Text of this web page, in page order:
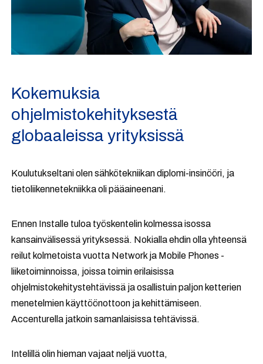
Kokemuksia
ohjelmistokehityksestä
globaaleissa yrityksissä
Koulutukseltani olen sähkötekniikan diplomi-insinööri, ja
tietoliikennetekniikka oli pääaineenani.
Ennen Installe tuloa työskentelin kolmessa isossa
kansainvälisessä yrityksessä. Nokialla ehdin olla yhteensä
reilut kolmetoista vuotta Network ja Mobile Phones -
liiketoiminnoissa, joissa toimin erilaisissa
ohjelmistokehitystehtävissä ja osallistuin paljon ketterien
menetelmien käyttöönottoon ja kehittämiseen.
Accenturella jatkoin samanlaisissa tehtävissä.
Intelillä olin hieman vajaat neljä vuotta,